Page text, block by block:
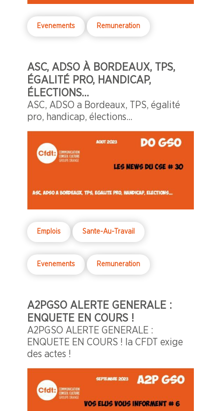
Evenements Remuneration
ASC, ADSO À BORDEAUX, TPS,
ÉGALITÉ PRO, HANDICAP,
ÉLECTIONS…
ASC, ADSO a Bordeaux, TPS, égalité
pro, handicap, élections...
Emplois Sante-Au-Travail
Evenements Remuneration
A2PGSO ALERTE GENERALE :
ENQUETE EN COURS !
A2PGSO ALERTE GENERALE :
ENQUETE EN COURS ! la CFDT exige
des actes !